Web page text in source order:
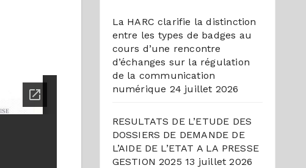
La HARC clarifie la distinction
entre les types de badges au
cours d’une rencontre
d’échanges sur la régulation
de la communication
numérique 24 juillet 2026
RESULTATS DE L’ETUDE DES
DOSSIERS DE DEMANDE DE
L’AIDE DE L’ETAT A LA PRESSE
GESTION 2025 13 juillet 2026